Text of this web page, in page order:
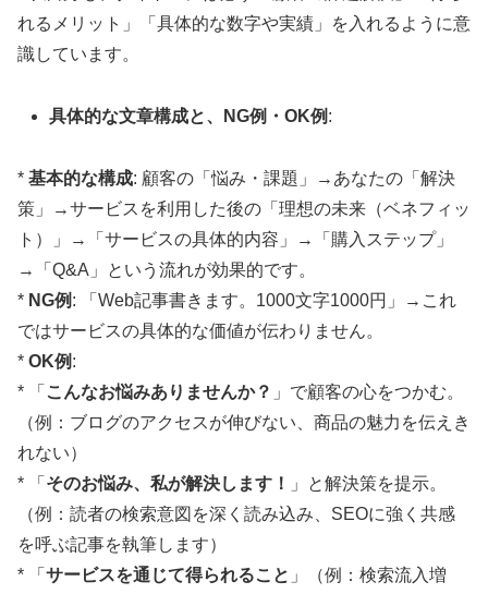
れるメリット」「具体的な数字や実績」を入れるように意
識しています。
具体的な文章構成と、NG例・OK例 :
* 基本的な構成: 顧客の「悩み・課題」→あなたの「解決
策」→サービスを利用した後の「理想の未来（ベネフィッ
ト）」→「サービスの具体的内容」→「購入ステップ」
→「Q&A」という流れが効果的です。
* NG例 : 「Web記事書きます。1000文字1000円」→これ
ではサービスの具体的な価値が伝わりません。
* OK例 :
* 「 こんなお悩みありませんか？ 」で顧客の心をつかむ。
（例：ブログのアクセスが伸びない、商品の魅力を伝えき
れない）
* 「 そのお悩み、私が解決します！
」と解決策を提示。
（例：読者の検索意図を深く読み込み、SEOに強く共感
を呼ぶ記事を執筆します）
* 「 サービスを通じて得られること 」（例：検索流入増